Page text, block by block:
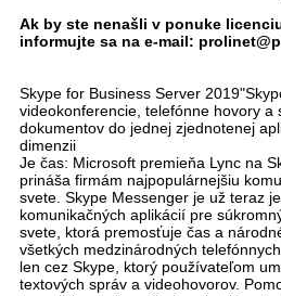
Ak by ste nenašli v ponuke
informujte sa na e-mail:
Skype for Business Server 2019"
videokonferencie, telefónne hovory a
dokumentov do jednej zjednotenej
dimenzii
Je čas: Microsoft premieňa Lync na
prináša firmám najpopulárnejšiu
svete. Skype Messenger je už teraz
komunikačných aplikácií pre
svete, ktorá premosťuje čas a
všetkých medzinárodných
len cez Skype, ktorý používateľom
textových správ a videohovorov.